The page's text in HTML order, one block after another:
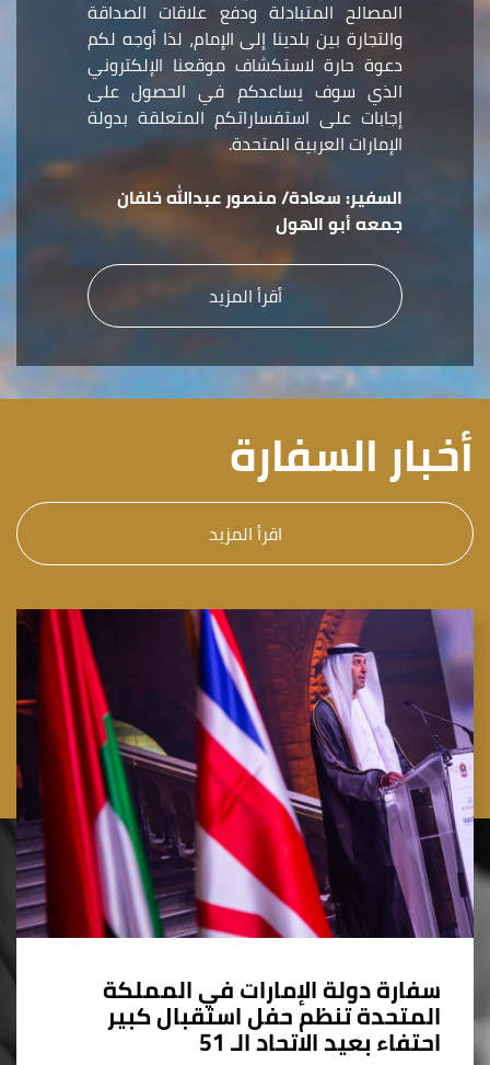
المصالح المتبادلة ودفع علاقات الصداقة
والتجارة بين بلدينا إلى الإمام، لذا أوجه لكم
دعوة حارة لاستكشاف موقعنا الإلكتروني
الذي سوف يساعدكم في الحصول على
إجابات على استفساراتكم المتعلقة بدولة
الإمارات العربية المتحدة.
السفير:سعادة/ منصور عبدالله خلفان
جمعه أبو الهول
أقرأ المزيد
أخبار السفارة
اقرأ المزيد
سفارة دولة الإمارات في المملكة
المتحدة تنظم حفل استقبال كبير
احتفاء بعيد الاتحاد الـ 51